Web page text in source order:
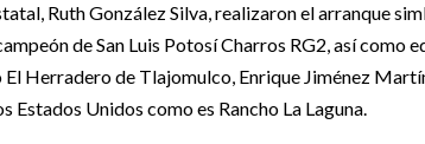
Ruth González Silva, realizaron el arranque
de San Luis Potosí Charros RG2, así como
El Herradero de Tlajomulco, Enrique Jiménez
Estados Unidos como es Rancho La Laguna.